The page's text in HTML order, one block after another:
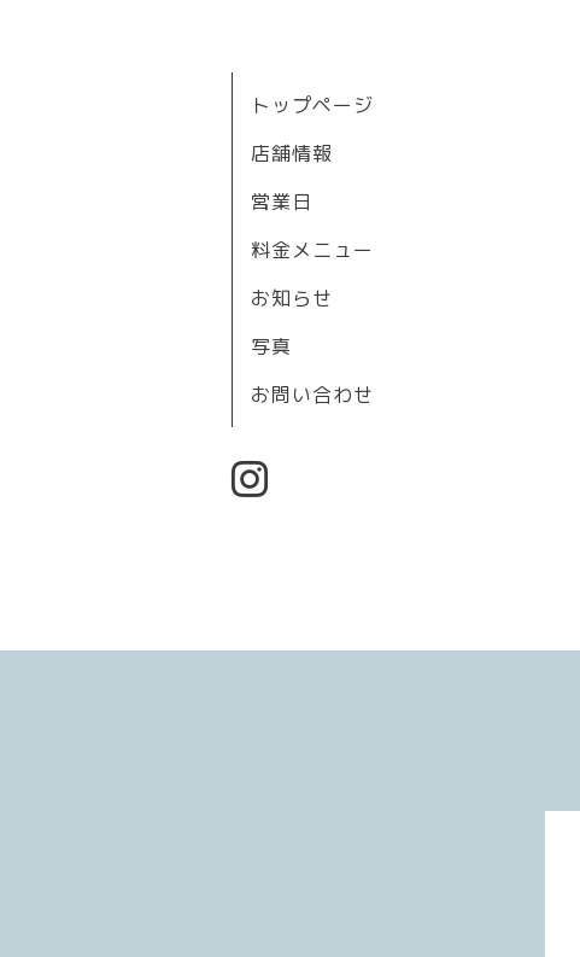
トップページ
店舗情報
営業日
料金メニュー
お知らせ
写真
お問い合わせ